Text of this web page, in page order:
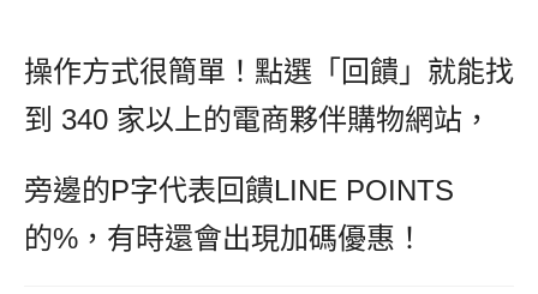
操作方式很簡單！點選「回饋」就能找
到 340 家以上的電商夥伴購物網站，
旁邊的P字代表回饋LINE POINTS
的%，有時還會出現加碼優惠！